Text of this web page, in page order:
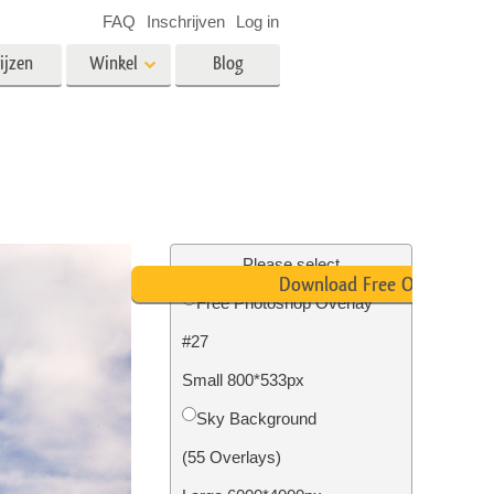
Foto Restauratie
Winkel Blog
FAQ Inschrijven Log in
Please select
Free Photoshop Overlay
#27
Small 800*533px
Sky Background
(55 Overlays)
Download Free Overlay